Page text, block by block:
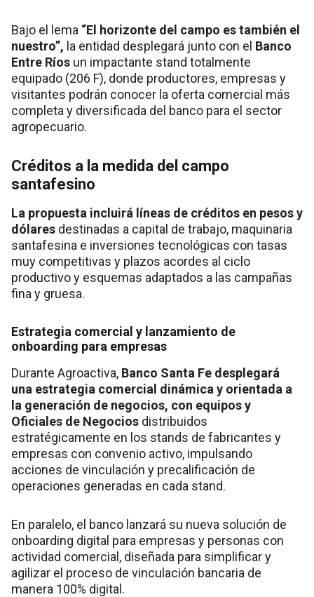
Bajo el lema “El horizonte del campo es también el
nuestro”, la entidad desplegará junto con el Banco
Entre Ríos un impactante stand totalmente
equipado (206 F), donde productores, empresas y
visitantes podrán conocer la oferta comercial más
completa y diversificada del banco para el sector
agropecuario.
Créditos a la medida del campo
santafesino
La propuesta incluirá líneas de créditos en pesos y
dólares destinadas a capital de trabajo, maquinaria
santafesina e inversiones tecnológicas con tasas
muy competitivas y plazos acordes al ciclo
productivo y esquemas adaptados a las campañas
fina y gruesa.
Estrategia comercial y lanzamiento de
onboarding para empresas
Durante Agroactiva, Banco Santa Fe desplegará
una estrategia comercial dinámica y orientada a
la generación de negocios, con equipos y
Oficiales de Negocios distribuidos
estratégicamente en los stands de fabricantes y
empresas con convenio activo, impulsando
acciones de vinculación y precalificación de
operaciones generadas en cada stand.
En paralelo, el banco lanzará su nueva solución de
onboarding digital para empresas y personas con
actividad comercial, diseñada para simplificar y
agilizar el proceso de vinculación bancaria de
manera 100% digital.